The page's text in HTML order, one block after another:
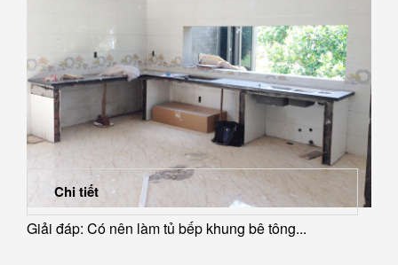
Giải đáp: Có nên làm tủ bếp khung bê tông...
Chi tiết